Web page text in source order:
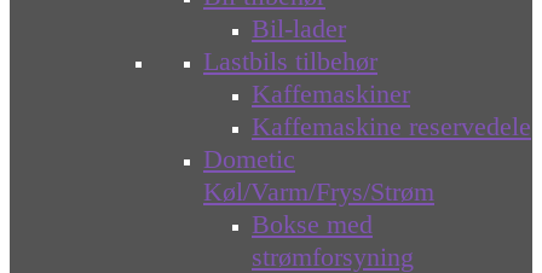
Bil-lader
Lastbils tilbehør
Kaffemaskiner
Kaffemaskine reservedele
Dometic
Køl/Varm/Frys/Strøm
Bokse med
strømforsyning